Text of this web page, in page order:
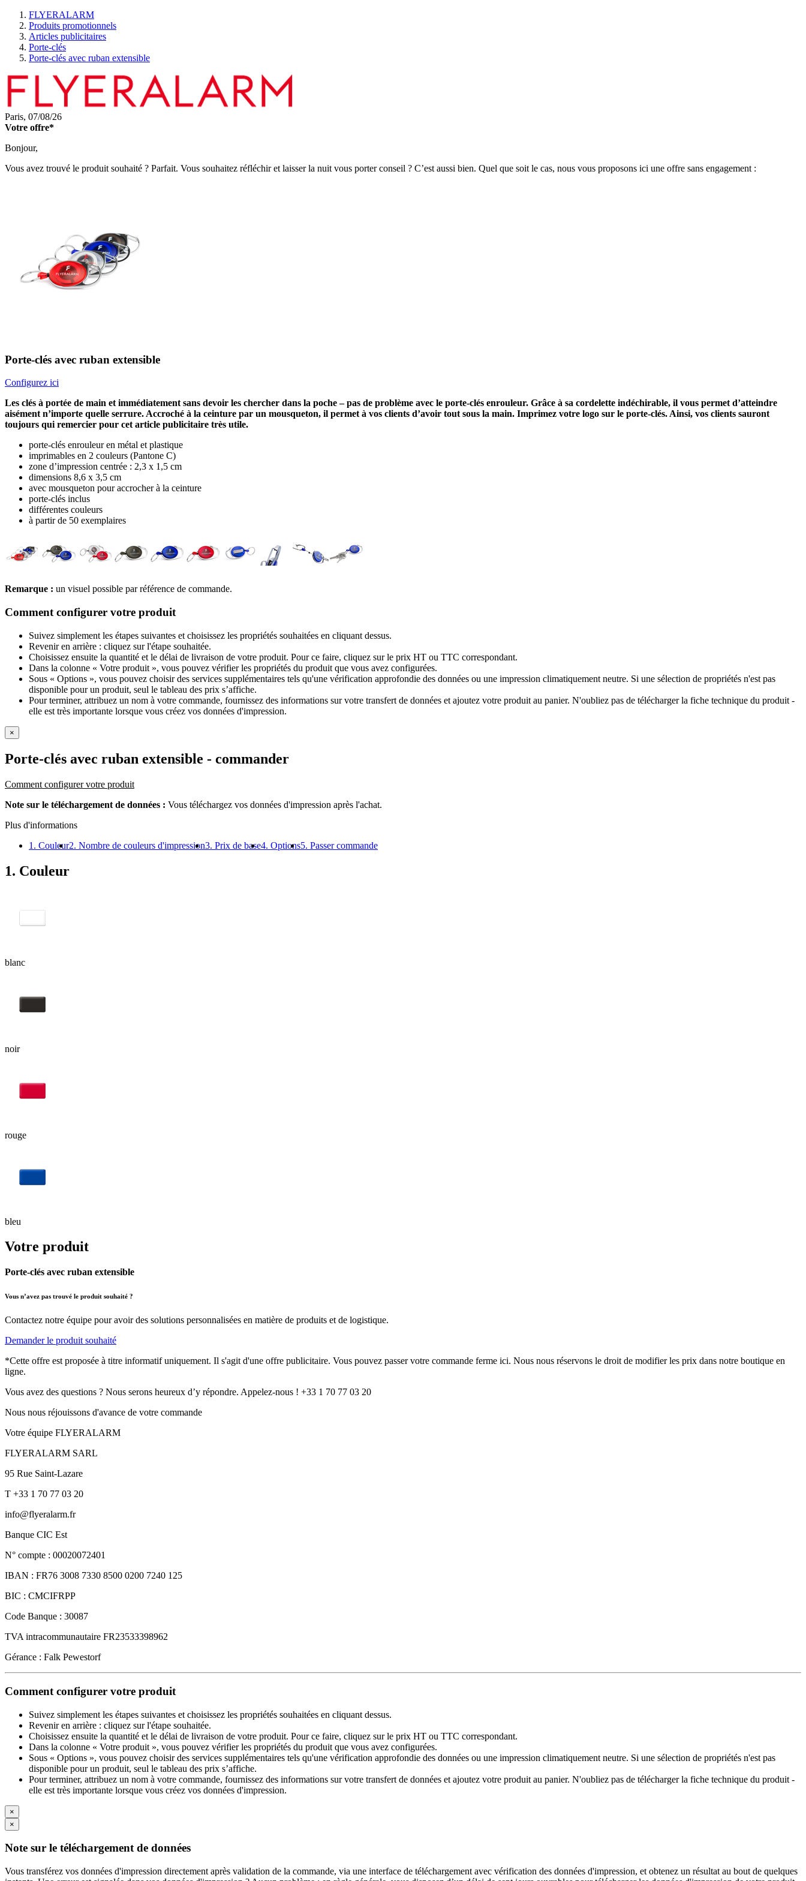
FLYERALARM
Produits promotionnels
Articles publicitaires
Porte-clés
Porte-clés avec ruban extensible
Paris, 07/08/26
Votre offre*
Bonjour,
Vous avez trouvé le produit souhaité ? Parfait. Vous souhaitez réfléchir et laisser la nuit vous porter conseil ? C’est aussi bien. Quel que soit le cas, nous vous proposons ici une offre sans engagement :
Porte-clés avec ruban extensible
Configurez ici
Les clés à portée de main et immédiatement sans devoir les chercher dans la poche – pas de problème avec le porte-clés enrouleur. Grâce à sa cordelette indéchirable, il vous permet d’atteindre
aisément n’importe quelle serrure. Accroché à la ceinture par un mousqueton, il permet à vos clients d’avoir tout sous la main. Imprimez votre logo sur le porte-clés. Ainsi, vos clients sauront
toujours qui remercier pour cet article publicitaire très utile.
porte-clés enrouleur en métal et plastique
imprimables en 2 couleurs (Pantone C)
zone d’impression centrée : 2,3 x 1,5 cm
dimensions 8,6 x 3,5 cm
avec mousqueton pour accrocher à la ceinture
porte-clés inclus
différentes couleurs
à partir de 50 exemplaires
Remarque : un visuel possible par référence de commande.
Comment configurer votre produit
Suivez simplement les étapes suivantes et choisissez les propriétés souhaitées en cliquant dessus.
Revenir en arrière : cliquez sur l'étape souhaitée.
Choisissez ensuite la quantité et le délai de livraison de votre produit. Pour ce faire, cliquez sur le prix HT ou TTC correspondant.
Dans la colonne « Votre produit », vous pouvez vérifier les propriétés du produit que vous avez configurées.
Sous « Options », vous pouvez choisir des services supplémentaires tels qu'une vérification approfondie des données ou une impression climatiquement neutre. Si une sélection de propriétés n'est pas
disponible pour un produit, seul le tableau des prix s’affiche.
Pour terminer, attribuez un nom à votre commande, fournissez des informations sur votre transfert de données et ajoutez votre produit au panier. N'oubliez pas de télécharger la fiche technique du produit -
elle est très importante lorsque vous créez vos données d'impression.
×
Porte-clés avec ruban extensible - commander
Comment configurer votre produit
Note sur le téléchargement de données : Vous téléchargez vos données d'impression après l'achat.
Plus d'informations
1. Couleur2. Nombre de couleurs d'impression3. Prix de base4. Options5. Passer commande
1. Couleur
blanc
noir
rouge
bleu
Votre produit
Porte-clés avec ruban extensible
Vous n’avez pas trouvé le produit souhaité ?
Contactez notre équipe pour avoir des solutions personnalisées en matière de produits et de logistique.
Demander le produit souhaité
*Cette offre est proposée à titre informatif uniquement. Il s'agit d'une offre publicitaire. Vous pouvez passer votre commande ferme ici. Nous nous réservons le droit de modifier les prix dans notre boutique en
ligne.
Vous avez des questions ? Nous serons heureux d’y répondre. Appelez-nous ! +33 1 70 77 03 20
Nous nous réjouissons d'avance de votre commande
Votre équipe FLYERALARM
FLYERALARM SARL
95 Rue Saint-Lazare
T +33 1 70 77 03 20
info@flyeralarm.fr
Banque CIC Est
N° compte : 00020072401
IBAN : FR76 3008 7330 8500 0200 7240 125
BIC : CMCIFRPP
Code Banque : 30087
TVA intracommunautaire FR23533398962
Gérance : Falk Pewestorf
Comment configurer votre produit
Suivez simplement les étapes suivantes et choisissez les propriétés souhaitées en cliquant dessus.
Revenir en arrière : cliquez sur l'étape souhaitée.
Choisissez ensuite la quantité et le délai de livraison de votre produit. Pour ce faire, cliquez sur le prix HT ou TTC correspondant.
Dans la colonne « Votre produit », vous pouvez vérifier les propriétés du produit que vous avez configurées.
Sous « Options », vous pouvez choisir des services supplémentaires tels qu'une vérification approfondie des données ou une impression climatiquement neutre. Si une sélection de propriétés n'est pas
disponible pour un produit, seul le tableau des prix s’affiche.
Pour terminer, attribuez un nom à votre commande, fournissez des informations sur votre transfert de données et ajoutez votre produit au panier. N'oubliez pas de télécharger la fiche technique du produit -
elle est très importante lorsque vous créez vos données d'impression.
×
×
Note sur le téléchargement de données
Vous transférez vos données d'impression directement après validation de la commande, via une interface de téléchargement avec vérification des données d'impression, et obtenez un résultat au bout de quelques